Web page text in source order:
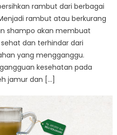
rambut dari berbagai
rambut atau berkurang
shampo akan membuat
dan terhindar dari
yang mengganggu.
kesehatan pada
jamur dan […]